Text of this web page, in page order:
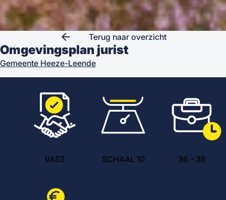
arrow_back Terug naar overzicht
Omgevingsplan jurist
Gemeente Heeze-Leende
VAST SCHAAL 10 36 - 36